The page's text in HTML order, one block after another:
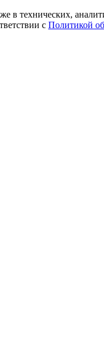
в технических,
с Политикой